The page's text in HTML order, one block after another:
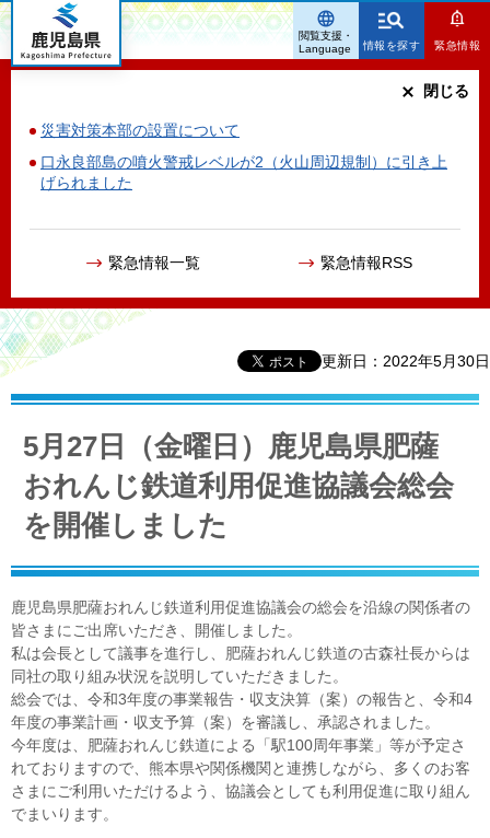
鹿児島県
情報を探す 緊急情報
災害対策本部の設置について
口永良部島の噴火警戒レベルが2（火山周辺規制）に引き上
げられました
緊急情報一覧 緊急情報RSS
閉じる
閲覧支援・
Language
更新日：2022年5月30日
5月27日（金曜日）鹿児島県肥薩
おれんじ鉄道利用促進協議会総会
を開催しました
鹿児島県肥薩おれんじ鉄道利用促進協議会の総会を沿線の関係者の
皆さまにご出席いただき、開催しました。
私は会長として議事を進行し、肥薩おれんじ鉄道の古森社長からは
同社の取り組み状況を説明していただきました。
総会では、令和3年度の事業報告・収支決算（案）の報告と、令和4
年度の事業計画・収支予算（案）を審議し、承認されました。
今年度は、肥薩おれんじ鉄道による「駅100周年事業」等が予定さ
れておりますので、熊本県や関係機関と連携しながら、多くのお客
さまにご利用いただけるよう、協議会としても利用促進に取り組ん
でまいります。